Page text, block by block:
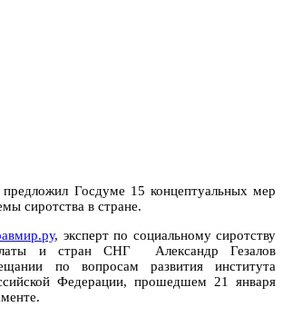
предложил Госдуме 15 концептуальных мер
сиротства в стране.
, эксперт по социальному сиротству
и стран СНГ Александр Гезалов
по вопросам развития института
Федерации, прошедшем 21 января